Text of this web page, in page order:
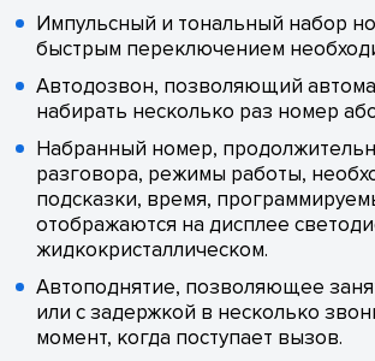
Импульсный и тональный набор
быстрым переключением
Автодозвон, позволяющий
набирать несколько раз номер
Набранный номер,
разговора, режимы работы,
подсказки, время,
отображаются на дисплее
жидкокристаллическом.
Автоподнятие, позволяющее
или с задержкой в несколько
момент, когда поступает вызов.